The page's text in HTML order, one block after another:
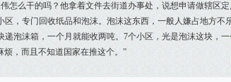
怎么干的吗？他拿着文件去街道办事处，说想申请做辖区
区，专门回收纸品和泡沫。泡沫这东西，一般人嫌占地方
递泡沫箱，一个月就能收两吨。7个小区，光是泡沫这块，
烦，而且不知道国家在推这个。”